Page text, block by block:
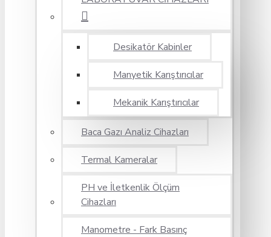
Desikatör Kabinler
Manyetik Karıştırıcılar
Mekanik Karıştırıcılar
Baca Gazı Analiz Cihazları
Termal Kameralar
PH ve İletkenlik Ölçüm
Cihazları
Manometre - Fark Basınç